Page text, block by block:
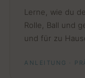
Lerne, wie du
Rolle, Ball und
und für zu
ANLEITUNG ·